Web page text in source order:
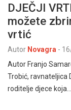
DJEČJI
možete
vrtić
Autor Novagra -
Autor Franjo
Trobić, ravnateljica
roditelje djece koja…